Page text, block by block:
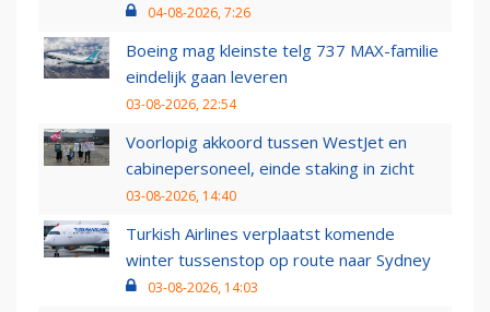
04-08-2026, 7:26
Boeing mag kleinste telg 737 MAX-familie
eindelijk gaan leveren
03-08-2026, 22:54
Voorlopig akkoord tussen WestJet en
cabinepersoneel, einde staking in zicht
03-08-2026, 14:40
Turkish Airlines verplaatst komende
winter tussenstop op route naar Sydney
03-08-2026, 14:03